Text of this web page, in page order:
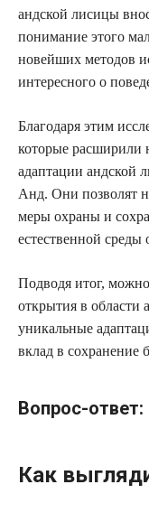
андской лисицы
понимание этого
новейших методов
интересного о
Благодаря этим
которые
адаптации андской
Анд. Они позволят
меры охраны и
естественной среды
Подводя итог,
открытия в области
уникальные
вклад в сохранение
Вопрос-ответ:
Как